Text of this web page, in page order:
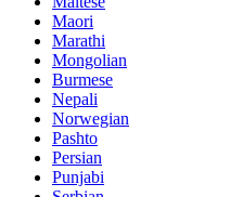
Maori
Marathi
Mongolian
Burmese
Nepali
Norwegian
Pashto
Persian
Punjabi